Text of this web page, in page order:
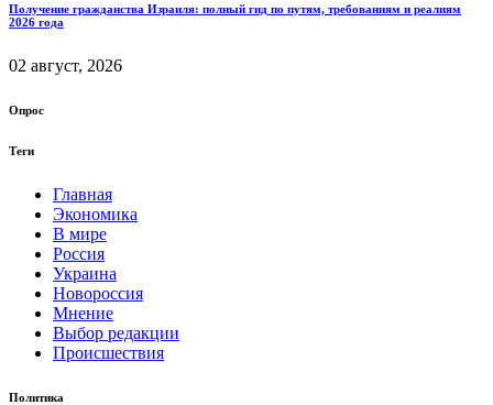
Получение гражданства Израиля: полный гид по путям, требованиям и реалиям
2026 года
02 август, 2026
Опрос
Теги
Главная
Экономика
В мире
Россия
Украина
Новороссия
Мнение
Выбор редакции
Происшествия
Политика